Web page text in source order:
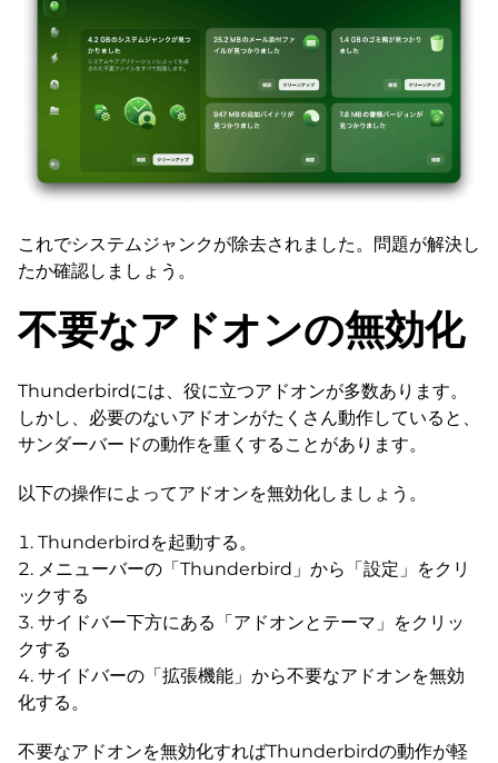
これでシステムジャンクが除去されました。問題が解決し
たか確認しましょう。
不要なアドオンの無効化
Thunderbirdには、役に立つアドオンが多数あります。
しかし、必要のないアドオンがたくさん動作していると、
サンダーバードの動作を重くすることがあります。
以下の操作によってアドオンを無効化しましょう。
Thunderbirdを起動する。
メニューバーの「Thunderbird」から「設定」をクリ
ックする
サイドバー下方にある「アドオンとテーマ」をクリッ
クする
サイドバーの「拡張機能」から不要なアドオンを無効
化する。
不要なアドオンを無効化すればThunderbirdの動作が軽